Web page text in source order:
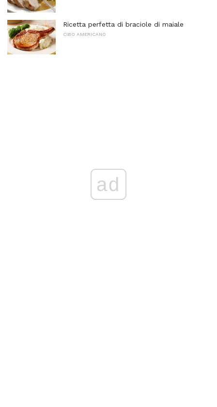
Ricetta perfetta di braciole di maiale
CIBO AMERICANO
ad